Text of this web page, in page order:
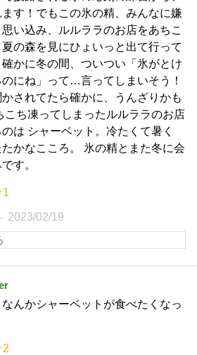
す！でもこの氷の精、みんなに嫌
い込み、ルルララのお店をあちこ
の森を見にひょいっと出て行って
確かに冬の間、ついつい「氷がとけ
にね」って…言ってしまいそう！
されてたら確かに、うんざりかも
こち凍ってしまったルルララのお店
は シャーベット。冷たくて暑く
かなこころ。 氷の精とまた冬に会
す。
2023/02/19
んかシャーベットが食べたくなっ